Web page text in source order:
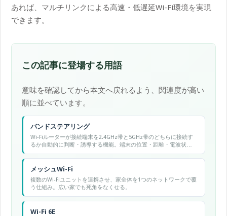
あれば、マルチリンクによる高速・低遅延Wi-Fi環境を実現
できます。
この記事に登場する用語
意味を確認してから本文へ戻れるよう、関連度が高い
順に並べています。
バンドステアリング
Wi-Fiルーターが接続端末を2.4GHz帯と5GHz帯のどちらに接続す
るか自動的に判断・誘導する機能。端末の位置・距離・電波状況
に応じて最適な帯域に割り当て、全体のパフォーマンスを向上さ
せる。
メッシュWi-Fi
複数のWi-Fiユニットを連携させ、家全体を1つのネットワークで覆
う仕組み。広い家でも死角をなくせる。
Wi-Fi 6E